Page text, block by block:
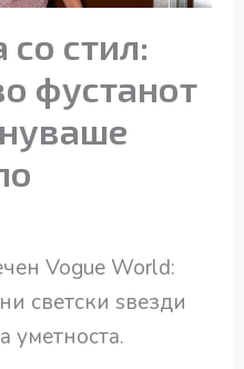
стил:
фустанот
Vogue World:
светски ѕвезди
уметноста.